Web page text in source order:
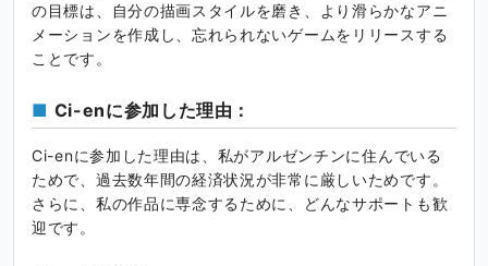
の目標は、自分の描画スタイルを磨き、より滑らかなアニ
メーションを作成し、忘れられないゲームをリリースする
ことです。
Ci-enに参加した理由：
Ci-enに参加した理由は、私がアルゼンチンに住んでいる
ためで、過去数年間の経済状況が非常に厳しいためです。
さらに、私の作品に専念するために、どんなサポートも歓
迎です。